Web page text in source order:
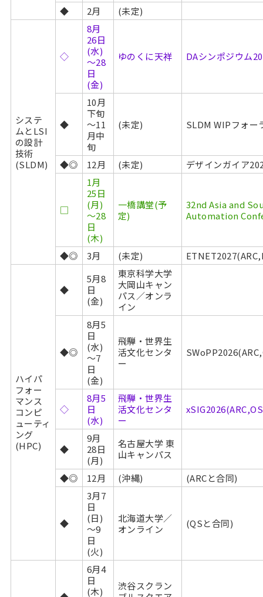
◆ 2月 (未定)
システ
ムとLSI
の設計
技術
(SLDM)
◇
8月
26日
(水)
～28
日
(金)
ゆのくに天祥 DAシンポジウム
◆
10月
下旬
～11
月中
旬
(未定) SLDM WIPフォー
◆◎ 12月 (未定) デザインガイア
□
1月
25日
(月)
～28
日
(木)
一橋講堂(予
定)
32nd Asia and
Automation
◆◎ 3月 (未定)
ハイパ
フォー
マンス
コンピ
ューティ
ング
(HPC)
◆
5月8
日
(金)
東京科学大学
大岡山キャン
パス／オンラ
イン
◆◎
8月5
日
(水)
～7
日
(金)
飛騨・世界生
活文化センタ
ー
◇
8月5
日
(水)
飛騨・世界生
活文化センタ
ー
◆
9月
28日
(月)
名古屋大学 東
山キャンパス
◆◎
12月 (沖縄) (ARCと合同)
◆
3月7
日
(日)
～9
日
(火)
北海道大学／
オンライン
(QSと合同)
6月4
日
(木)
渋谷スクラン